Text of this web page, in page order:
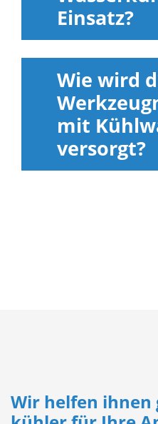
Einsatz?
Wie wird
mit
versorgt?
Wir helfen ihnen